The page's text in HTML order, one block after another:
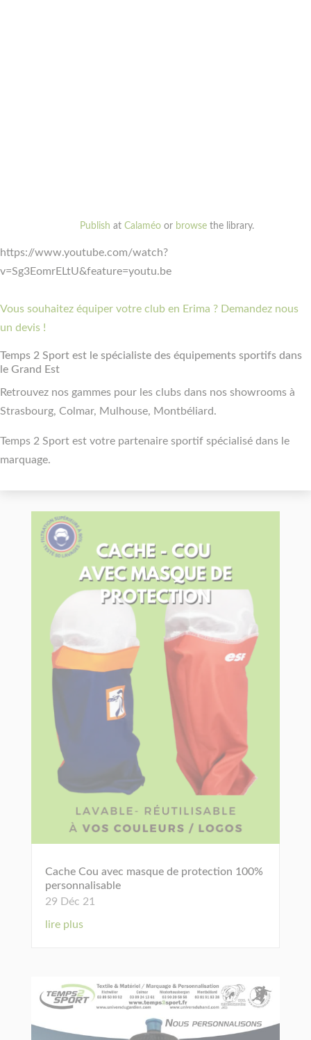
Publish at Calaméoor browsethe library.
https://www.youtube.com/watch?
v=Sg3EomrELtU&feature=youtu.be
Vous souhaitez équiper votre club en Erima ? Demandez nous
un devis !
Temps 2 Sport est le spécialiste des équipements sportifs dans
le Grand Est
Retrouvez nos gammes pour les clubs dans nos showrooms à
Strasbourg, Colmar, Mulhouse, Montbéliard.
Temps 2 Sport est votre partenaire sportif spécialisé dans le
marquage.
Cache Cou avec masque de protection 100%
personnalisable
29 Déc 21
lire plus